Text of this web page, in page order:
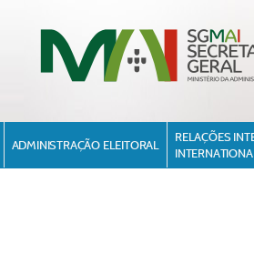
ADMINISTRAÇÃO ELEITORAL
RELAÇÕES